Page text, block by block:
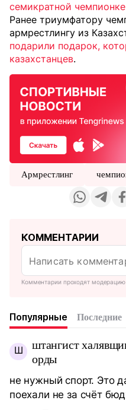
семикратной
Ранее триумфатору
армрестлингу из
подарили подарок,
казахстанцев.
Армрестлинг
КОММЕНТАРИИ
Комментарии проходят модерацию
Популярные Последние
Ш
штангист
орды
не нужный спорт. Это
поехали не за счёт